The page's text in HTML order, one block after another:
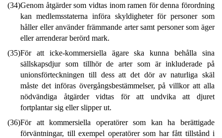
(34)Genom åtgärder som vidtas inom ramen för denna förordning
kan medlemsstaterna införa skyldigheter för personer som
håller eller använder främmande arter samt personer som äger
eller arrenderar berörd mark.
(35)För att icke-kommersiella ägare ska kunna behålla sina
sällskapsdjur som tillhör de arter som är inkluderade på
unionsförteckningen till dess att det dör av naturliga skäl
måste det införas övergångsbestämmelser, på villkor att alla
nödvändiga åtgärder vidtas för att undvika att djuret
fortplantar sig eller slipper ut.
(36)För att kommersiella operatörer som kan ha berättigade
förväntningar, till exempel operatörer som har fått tillstånd i